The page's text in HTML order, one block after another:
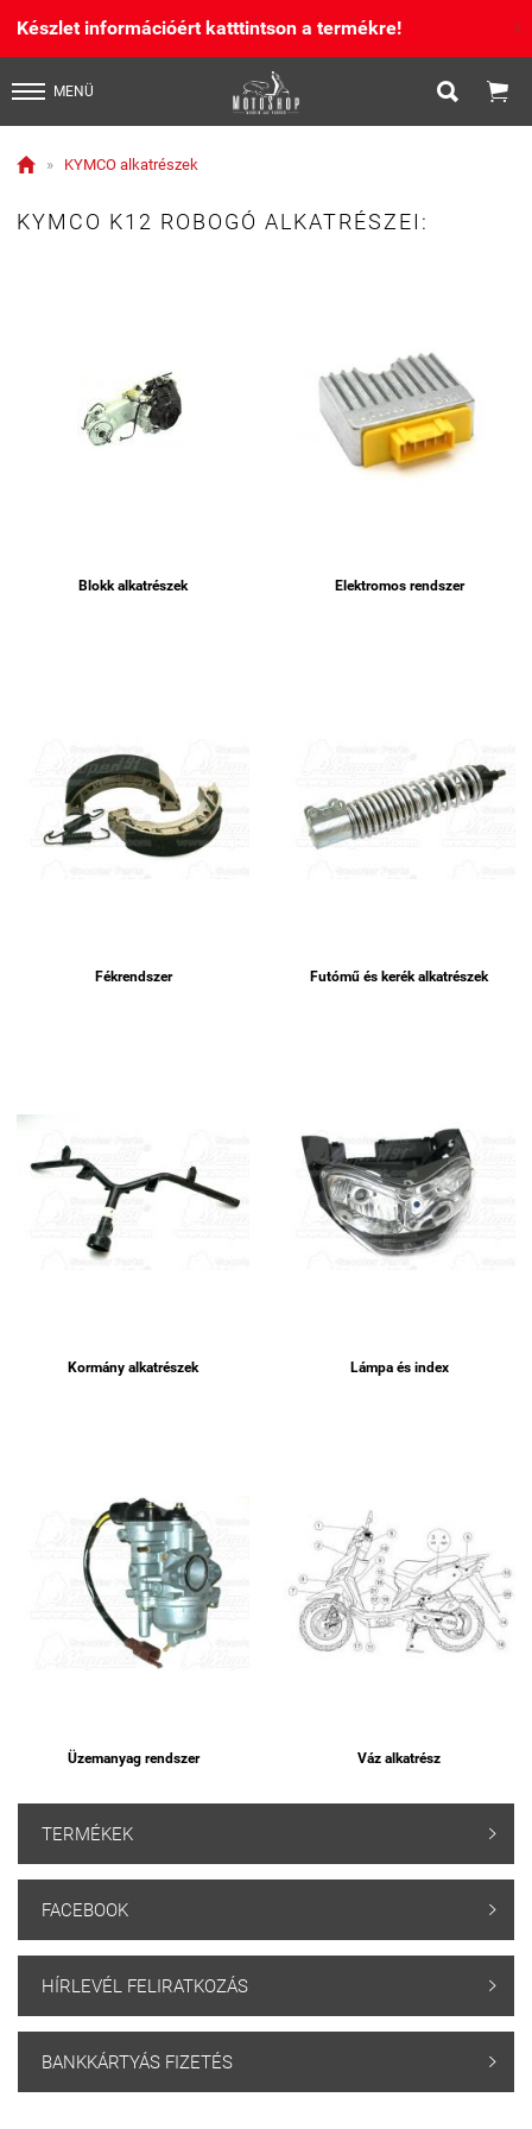
Készlet információért katttintson a termékre! X
MENÜ  
 » KYMCO alkatrészek
KYMCO K12 ROBOGÓ ALKATRÉSZEI:
Blokk alkatrészek Elektromos rendszer
Fékrendszer Futómű és kerék alkatrészek
Kormány alkatrészek Lámpa és index
Üzemanyag rendszer Váz alkatrész
TERMÉKEK 
FACEBOOK 
HÍRLEVÉL FELIRATKOZÁS 
BANKKÁRTYÁS FIZETÉS 